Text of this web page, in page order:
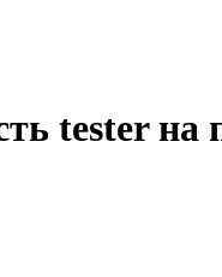
tester